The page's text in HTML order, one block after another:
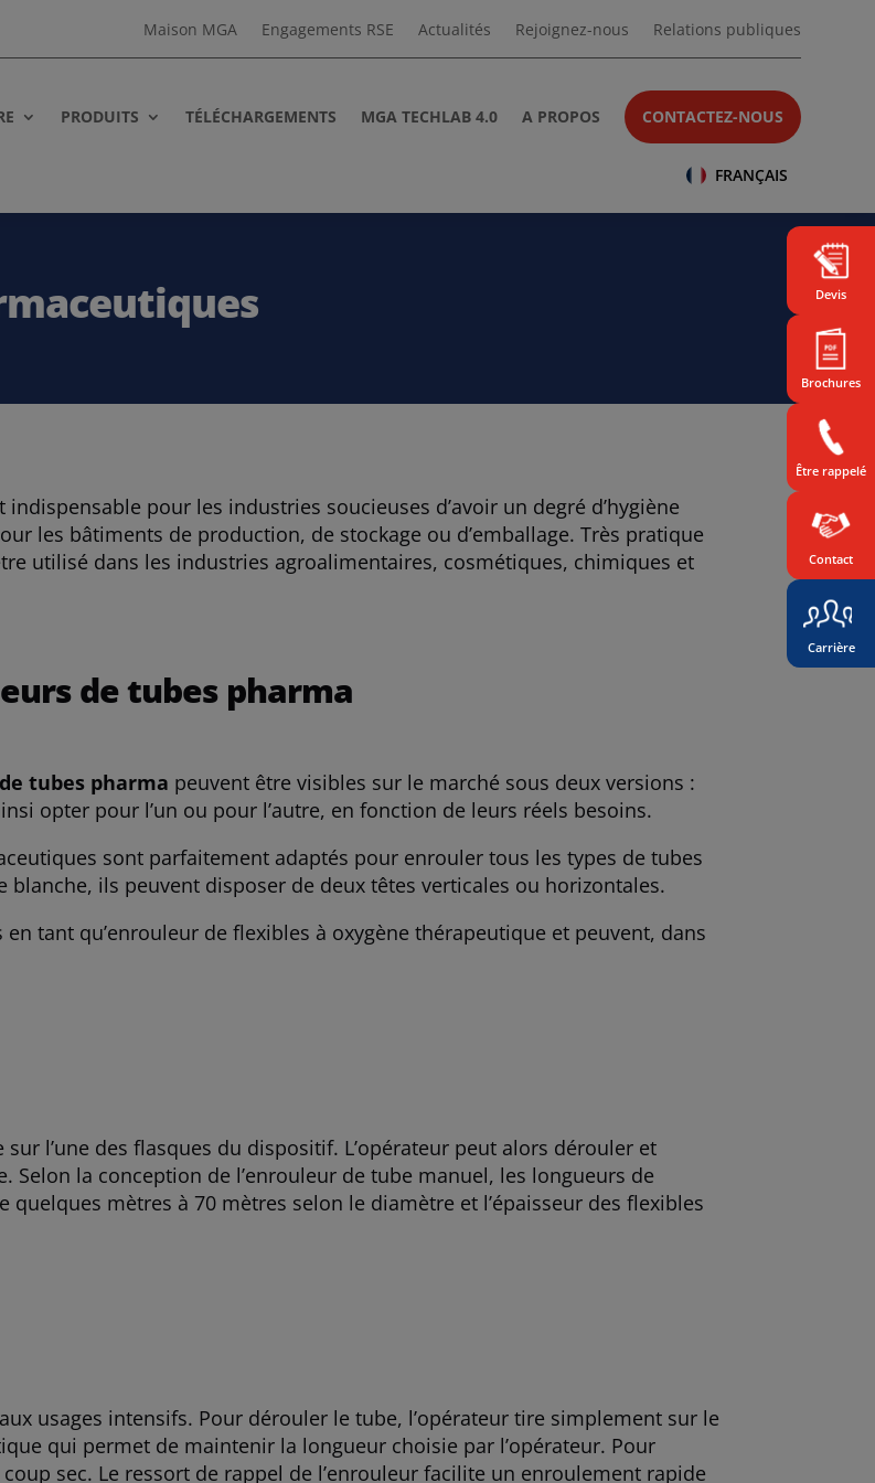
Maison MGA Engagements RSE Actualités Rejoignez-nous Relations publiques
PRODUITS TÉLÉCHARGEMENTS MGA TECHLAB 4.0 A PROPOS CONTACTEZ-NOUS
FRANÇAIS
indispensable pour les industries soucieuses d’avoir un degré d’hygiène
les bâtiments de production, de stockage ou d’emballage. Très pratique
utilisé dans les industries agroalimentaires, cosmétiques, chimiques et
de tubes pharma
tubes pharma peuvent être visibles sur le marché sous deux versions :
opter pour l’un ou pour l’autre, en fonction de leurs réels besoins.
sont parfaitement adaptés pour enrouler tous les types de tubes
ils peuvent disposer de deux têtes verticales ou horizontales.
tant qu’enrouleur de flexibles à oxygène thérapeutique et peuvent, dans
l’une des flasques du dispositif. L’opérateur peut alors dérouler et
la conception de l’enrouleur de tube manuel, les longueurs de
mètres à 70 mètres selon le diamètre et l’épaisseur des flexibles
usages intensifs. Pour dérouler le tube, l’opérateur tire simplement sur le
qui permet de maintenir la longueur choisie par l’opérateur. Pour
sec. Le ressort de rappel de l’enrouleur facilite un enroulement rapide
Devis
Brochures
Être rappelé
Contact
Carrière